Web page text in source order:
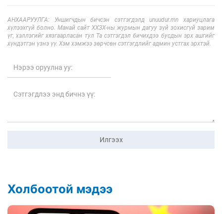
АНХААРУУЛГА: Уншигчдын бичсэн сэтгэгдэлд unuudur.mn хариуцлага
хүлээхгүй болно. Манай сайт ХХЗХ-ны журмын дагуу зүй зохисгүй зарим
үг, хэллэгийг хязгаарласан тул Та сэтгэгдэл бичихдээ бусдын эрх ашгийг
хүндэтгэн үзнэ үү. Хэм хэмжээ зөрчсөн сэтгэгдлийг админ устгах эрхтэй.
Илгээх
Холбоотой мэдээ